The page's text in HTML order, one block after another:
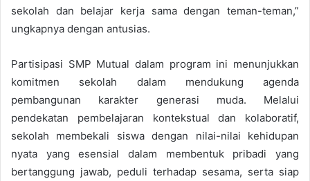
sekolah dan belajar kerja sama dengan teman-teman,”
ungkapnya dengan antusias.
Partisipasi SMP Mutual dalam program ini menunjukkan
komitmen sekolah dalam mendukung agenda
pembangunan karakter generasi muda. Melalui
pendekatan pembelajaran kontekstual dan kolaboratif,
sekolah membekali siswa dengan nilai-nilai kehidupan
nyata yang esensial dalam membentuk pribadi yang
bertanggung jawab, peduli terhadap sesama, serta siap